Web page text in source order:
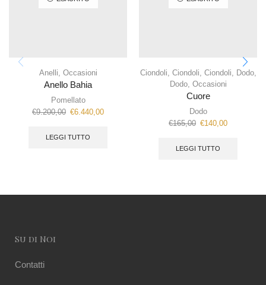
Anelli Occasioni
Anello Bahia
Pomellato
€9.200,00 €6.440,00
LEGGI TUTTO
Ciondoli Ciondoli Ciondoli Dodo,
Dodo, Occasioni
Cuore
Dodo
€165,00 €140,00
LEGGI TUTTO
Su di Noi
Contatti